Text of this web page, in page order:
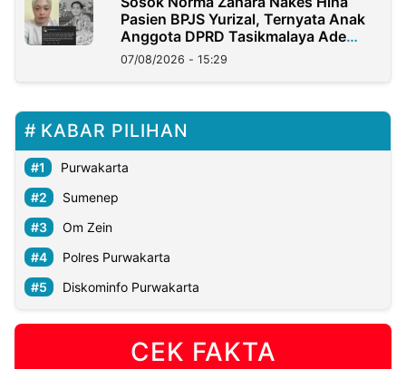
Pasien BPJS Yurizal, Ternyata Anak
Anggota DPRD Tasikmalaya Ade
Lukman
07/08/2026 - 15:29
KABAR PILIHAN
Purwakarta
Sumenep
Om Zein
Polres Purwakarta
Diskominfo Purwakarta
CEK FAKTA